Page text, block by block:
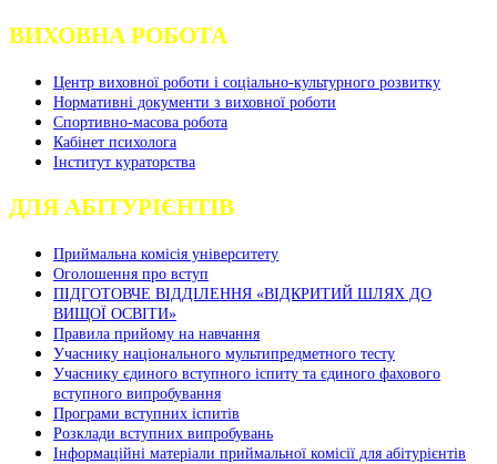
ВИХОВНА РОБОТА
Центр виховної роботи і соціально-культурного розвитку
Нормативні документи з виховної роботи
Спортивно-масова робота
Кабінет психолога
Інститут кураторства
ДЛЯ АБІТУРІЄНТІВ
Приймальна комісія університету
Оголошення про вступ
ПІДГОТОВЧЕ ВІДДІЛЕННЯ «ВІДКРИТИЙ ШЛЯХ ДО
ВИЩОЇ ОСВІТИ»
Правила прийому на навчання
Учаснику національного мультипредметного тесту
Учаснику єдиного вступного іспиту та єдиного фахового
вступного випробування
Програми вступних іспитів
Розклади вступних випробувань
Інформаційні матеріали приймальної комісії для абітурієнтів